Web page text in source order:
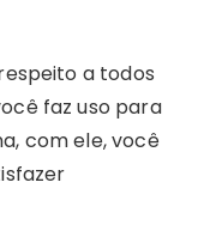
a todos
faz uso para
com ele, você